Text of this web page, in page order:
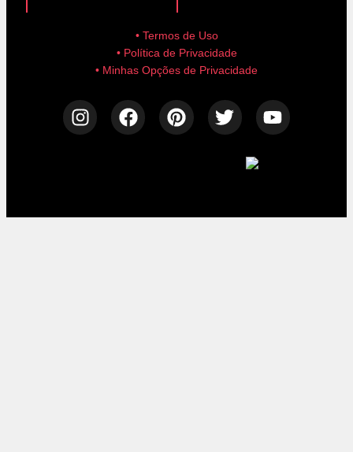
• Termos de Uso
• Política de Privacidade
• Minhas Opções de Privacidade